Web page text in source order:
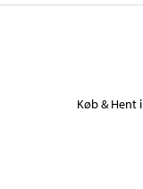
Køb & Hent